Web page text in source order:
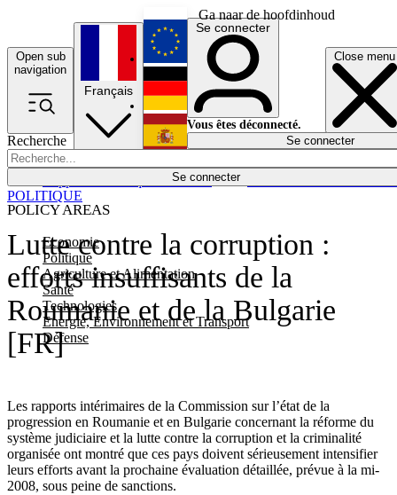
Ga naar de hoofdinhoud
Open sub
navigation
Close menu
Recherche
Se connecter
POLICY AREAS
Economie
Politique
Agriculture et Alimentation
Santé
Technologies
Energie, Environnement et Transport
Défense
Économie
Français
English
Deutsch
Español
Se connecter
Vous êtes déconnecté.
Se connecter
Lutte contre la corruption :
efforts insuffisants de la
Roumanie et de la Bulgarie
[FR]
Les rapports intérimaires de la Commission sur l’état de la
progression en Roumanie et en Bulgarie concernant la réforme du
système judiciaire et la lutte contre la corruption et la criminalité
organisée ont montré que ces pays doivent sérieusement intensifier
leurs efforts avant la prochaine évaluation détaillée, prévue à la mi-
2008, sous peine de sanctions.
POLITIQUE